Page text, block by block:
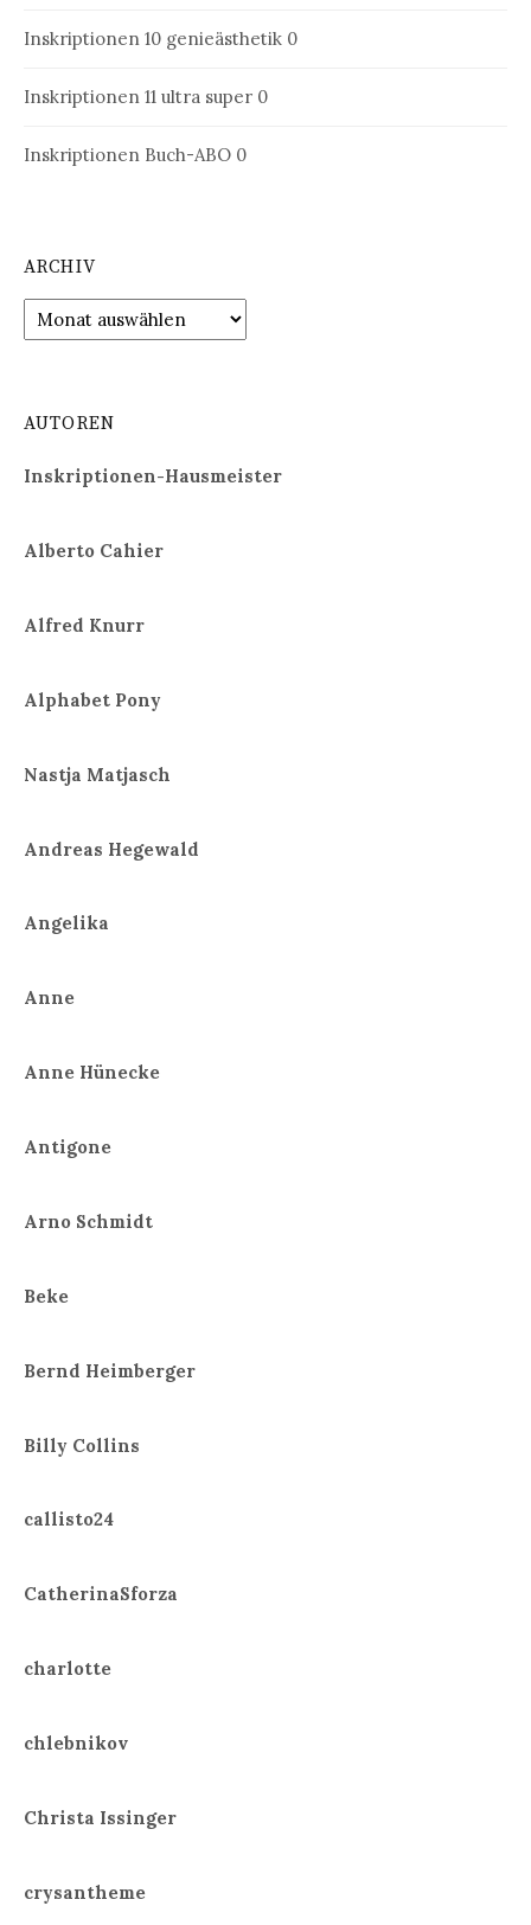
Inskriptionen 10 genieästhetik 0
Inskriptionen 11 ultra super 0
Inskriptionen Buch-ABO 0
ARCHIV
Archiv
AUTOREN
Inskriptionen-Hausmeister
Alberto Cahier
Alfred Knurr
Alphabet Pony
Nastja Matjasch
Andreas Hegewald
Angelika
Anne
Anne Hünecke
Antigone
Arno Schmidt
Beke
Bernd Heimberger
Billy Collins
callisto24
CatherinaSforza
charlotte
chlebnikov
Christa Issinger
crysantheme